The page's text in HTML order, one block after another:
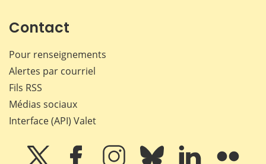
Contact
Pour renseignements
Alertes par courriel
Fils RSS
Médias sociaux
Interface (API) Valet